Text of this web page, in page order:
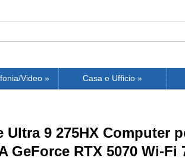
Video » Casa e Ufficio »
9 275HX Computer
GeForce RTX 5070 Wi-